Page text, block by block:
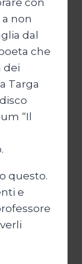
con
non
dal
che
dei
Targa
“Il
questo.
e